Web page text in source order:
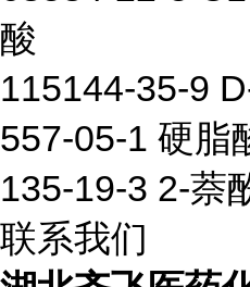
酸
115144-35-9
557-05-1 硬脂
135-19-3 2-萘
联系我们